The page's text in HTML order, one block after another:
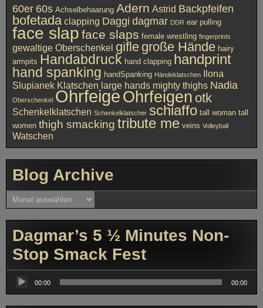
60er 60s Achselbehaarung Adern Astrid Backpfeifen
bofetada clapping Daggi dagmar DDR ear pulling
face slap face slaps female wrestling fingerprints
gewaltige Oberschenkel gifle große Hände hairy
armpits Handabdruck hand clapping handprint
hand spanking handSpanking Händeklatschen
Ilona
Slupianek Klatschen large hands mighty thighs Nadia
Oberschenkel OhrfeigeOhrfeigen otk
Schenkelklatschen Schenkelklatscher schiaffo tall woman tall
women thigh smacking tribute me veins Volleyball
Watschen
Blog Archive
Blog
Archive
Dagmar’s 5 ½ Minutes Non-
Stop Smack Fest
Player
00:00 00:00